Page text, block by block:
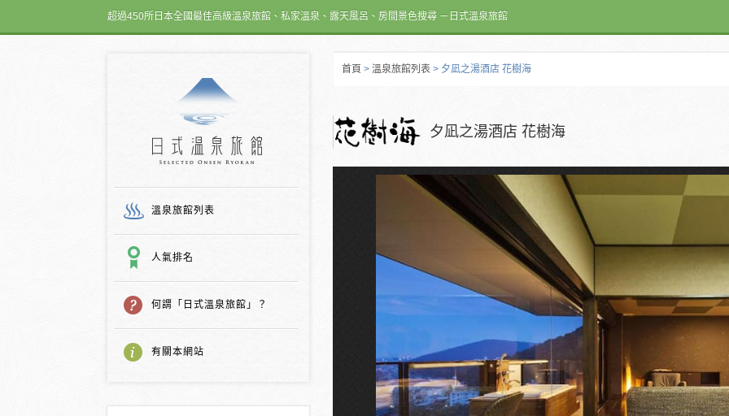
超過450所日本全國最佳高級溫泉旅館、私家溫泉、露天風呂、房間景色搜尋 －日式溫泉旅館
溫泉旅館列表
人氣排名
何謂「日式溫泉旅館」？
有關本網站
首頁 > 溫泉旅館列表 > 夕凪之湯酒店 花樹海
夕凪之湯酒店 花樹海